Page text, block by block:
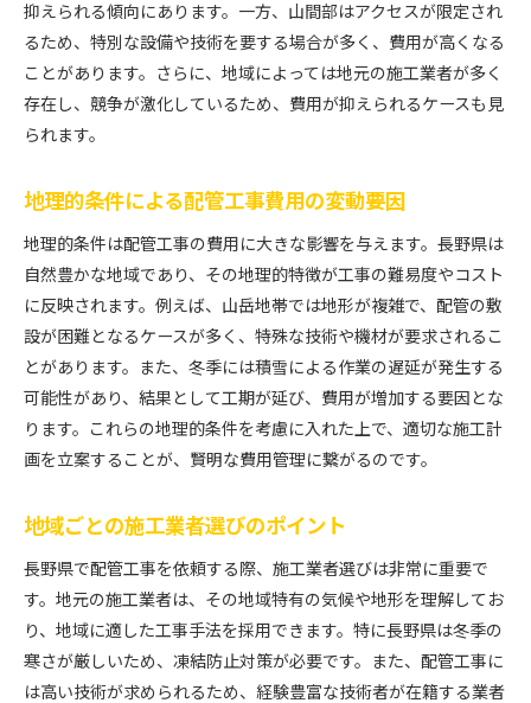
抑えられる傾向にあります。一方、山間部はアクセスが限定され
るため、特別な設備や技術を要する場合が多く、費用が高くなる
ことがあります。さらに、地域によっては地元の施工業者が多く
存在し、競争が激化しているため、費用が抑えられるケースも見
られます。
地理的条件による配管工事費用の変動要因
地理的条件は配管工事の費用に大きな影響を与えます。長野県は
自然豊かな地域であり、その地理的特徴が工事の難易度やコスト
に反映されます。例えば、山岳地帯では地形が複雑で、配管の敷
設が困難となるケースが多く、特殊な技術や機材が要求されるこ
とがあります。また、冬季には積雪による作業の遅延が発生する
可能性があり、結果として工期が延び、費用が増加する要因とな
ります。これらの地理的条件を考慮に入れた上で、適切な施工計
画を立案することが、賢明な費用管理に繋がるのです。
地域ごとの施工業者選びのポイント
長野県で配管工事を依頼する際、施工業者選びは非常に重要で
す。地元の施工業者は、その地域特有の気候や地形を理解してお
り、地域に適した工事手法を採用できます。特に長野県は冬季の
寒さが厳しいため、凍結防止対策が必要です。また、配管工事に
は高い技術が求められるため、経験豊富な技術者が在籍する業者